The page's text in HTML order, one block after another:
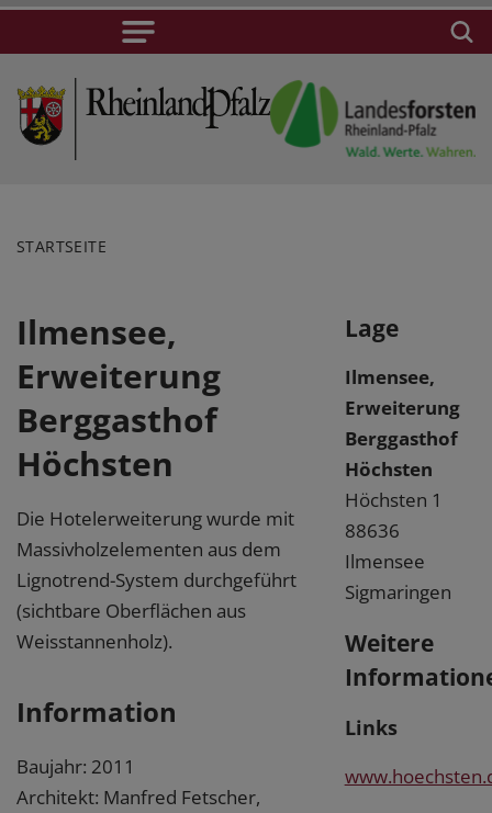
STARTSEITE
Ilmensee,
Erweiterung
Berggasthof
Höchsten
Die Hotelerweiterung wurde mit
Massivholzelementen aus dem
Lignotrend-System durchgeführt
(sichtbare Oberflächen aus
Weisstannenholz).
Information
Baujahr: 2011
Architekt: Manfred Fetscher,
Lage
Ilmensee,
Erweiterung
Berggasthof
Höchsten
Höchsten 1
88636
Ilmensee
Sigmaringen
Weitere
Links